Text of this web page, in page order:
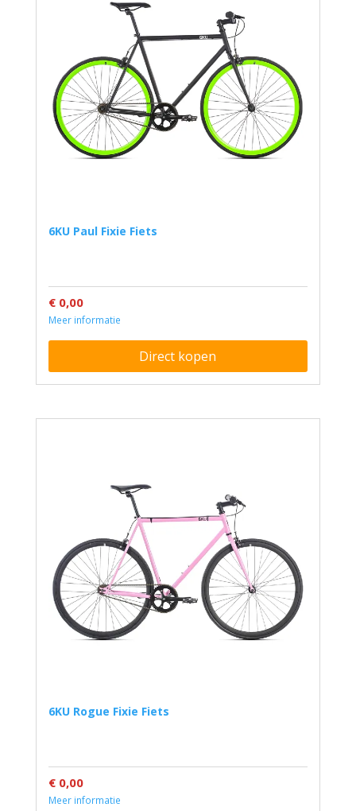
6KU Paul Fixie Fiets
€ 0,00
Meer informatie
Direct kopen
6KU Rogue Fixie Fiets
€ 0,00
Meer informatie